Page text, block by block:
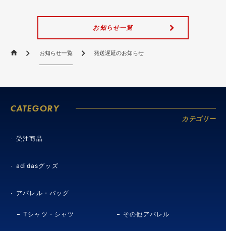
CATEGORY
カテゴリー
受注商品
adidasグッズ
アパレル・バッグ
Tシャツ・シャツ その他アパレル
お知らせ一覧
お知らせ一覧 発送遅延のお知らせ